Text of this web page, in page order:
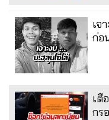
เจ
ก่อ
เตื
กร